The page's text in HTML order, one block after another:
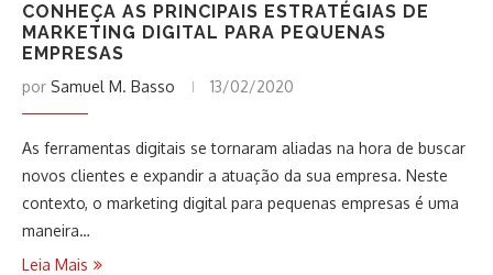
CONHEÇA AS PRINCIPAIS ESTRATÉGIAS DE
MARKETING DIGITAL PARA PEQUENAS
EMPRESAS
por Samuel M. Basso 13/02/2020
As ferramentas digitais se tornaram aliadas na hora de buscar
novos clientes e expandir a atuação da sua empresa. Neste
contexto, o marketing digital para pequenas empresas é uma
maneira…
Leia Mais